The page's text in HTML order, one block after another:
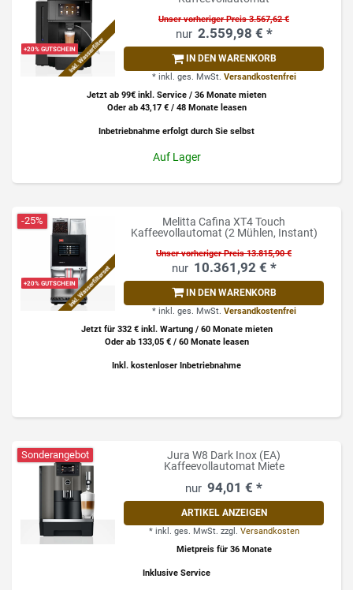
+20% GUTSCHEINInkl. Wasserfilter
Unser vorheriger Preis 3.567,62 €
2.559,98 € *
IN DEN WARENKORB
* inkl. ges. MwSt. Versandkostenfrei
Jetzt ab 99€ inkl. Service / 36 Monate mieten
Oder ab 43,17 € / 48 Monate leasen
Inbetriebnahme erfolgt durch Sie selbst
Auf Lager
+20% GUTSCHEINInkl. Wasserfilterset
-25%
Melitta Cafina XT4 Touch
Kaffeevollautomat (2 Mühlen, Instant)
Unser vorheriger Preis 13.815,90 €
10.361,92 € *
IN DEN WARENKORB
* inkl. ges. MwSt. Versandkostenfrei
Jetzt für 332 € inkl. Wartung / 60 Monate mieten
Oder ab 133,05 € / 60 Monate leasen
Inkl. kostenloser Inbetriebnahme
Sonderangebot
Jura W8 Dark Inox (EA)
Kaffeevollautomat Miete
94,01 € *
ARTIKEL ANZEIGEN
* inkl. ges. MwSt. zzgl. Versandkosten
Mietpreis für 36 Monate
Inklusive Service